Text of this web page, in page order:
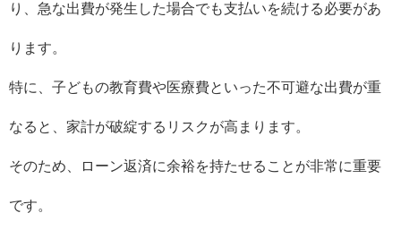
り、急な出費が発生した場合でも支払いを続ける必要があ
ります。
特に、子どもの教育費や医療費といった不可避な出費が重
なると、家計が破綻するリスクが高まります。
そのため、ローン返済に余裕を持たせることが非常に重要
です。